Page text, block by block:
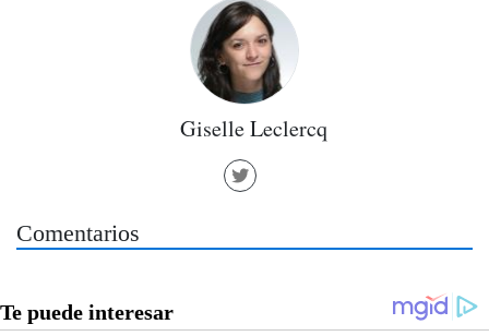
Giselle Leclercq
Comentarios